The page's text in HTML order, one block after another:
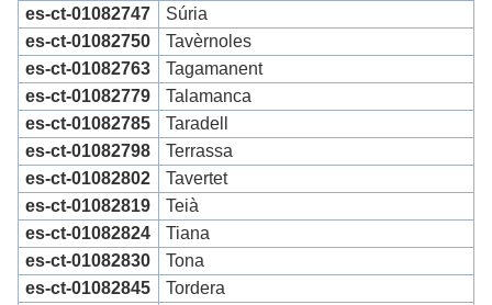
es-ct-01082747
Súria
es-ct-01082750
Tavèrnoles
es-ct-01082763
Tagamanent
es-ct-01082779
Talamanca
es-ct-01082785
Taradell
es-ct-01082798
Terrassa
es-ct-01082802
Tavertet
es-ct-01082819
Teià
es-ct-01082824
Tiana
es-ct-01082830
Tona
es-ct-01082845
Tordera